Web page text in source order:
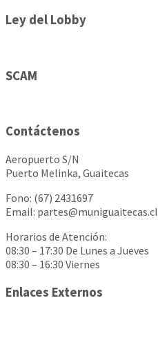
Ley del Lobby
SCAM
Contáctenos
Aeropuerto S/N
Puerto Melinka, Guaitecas
Fono: (67) 2431697
Email: partes@muniguaitecas.cl
Horarios de Atención:
08:30 – 17:30 De Lunes a Jueves
08:30 – 16:30 Viernes
Enlaces Externos